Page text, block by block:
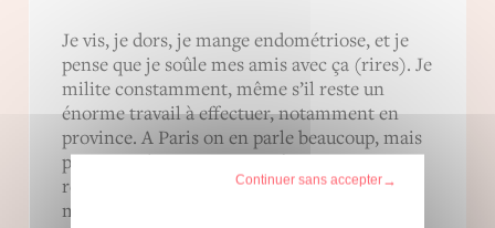
Je vis, je dors, je mange endométriose, et je
pense que je soûle mes amis avec ça (rires). Je
milite constamment, même s’il reste un
énorme travail à effectuer, notamment en
province. A Paris on en parle beaucoup, mais
par exemple en Bretagne, où je vais
régulièrement, il y a une certaine
méconnaissance de la maladie. Il faut aller
Continuer sans accepter